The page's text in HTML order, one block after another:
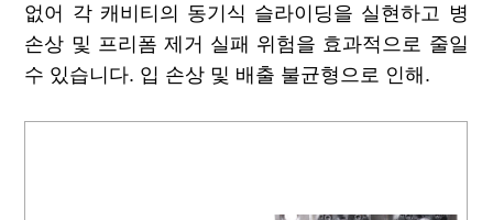
없어 각 캐비티의 동기식 슬라이딩을 실현하고 병
손상 및 프리폼 제거 실패 위험을 효과적으로 줄일
수 있습니다. 입 손상 및 배출 불균형으로 인해.